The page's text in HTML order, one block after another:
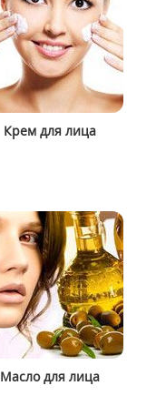
Крем для лица
Масло для лица